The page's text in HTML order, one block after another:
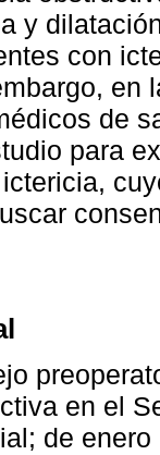
y
con
en
de
para
en el
de